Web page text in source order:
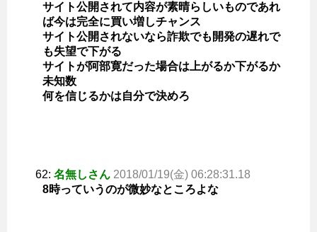
サイト公開されて内容が素晴らしいものであれ
ば今は完全に買い増しチャンス
サイト公開されないなら詐欺でも開発の遅れで
も失望で下がる
サイトが阿部寛だった場合は上がるか下がるか
未知数
何を信じるかは自分で決めろ
62: 名無しさん 2018/01/19(金) 06:28:31.18
8時っていうのが微妙なところよな